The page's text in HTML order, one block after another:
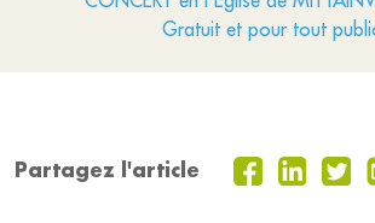
Gratuit et pour tout
Partagez l'article